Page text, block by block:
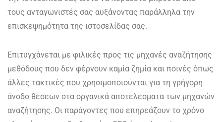
τους ανταγωνιστές σας αυξάνοντας παράλληλα την
επισκεψημότητα της ιστοσελίδας σας.
Επιτυγχάνεται με φιλικές προς τις μηχανές αναζήτησης
μεθόδους που δεν φέρνουν καμία ζημία και ποινές όπως
άλλες τακτικές που χρησιμοποιούνται για τη γρήγορη
άνοδο θέσεων στα οργανικά αποτελέσματα των μηχανών
αναζήτησης. Οι παράγοντες που επηρεάζουν το χρόνο